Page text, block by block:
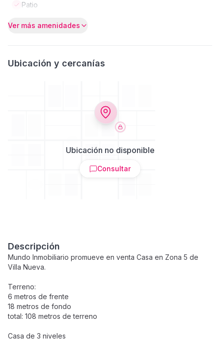
Patio
Ver más amenidades
Ubicación y cercanías
Ubicación no disponible
Consultar
Descripción
Mundo Inmobiliario promueve en venta Casa en Zona 5 de
Villa Nueva.
Terreno:
6 metros de frente
18 metros de fondo
total: 108 metros de terreno
Casa de 3 niveles